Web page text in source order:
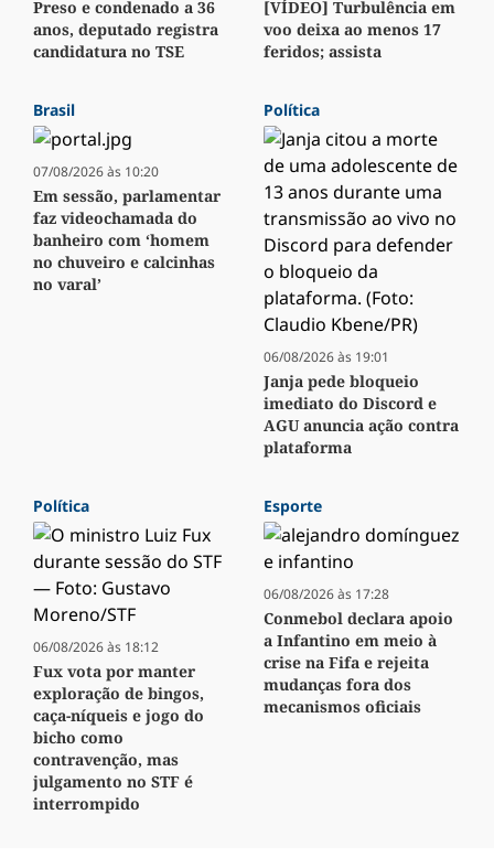
Preso e condenado a 36
anos, deputado registra
candidatura no TSE
[VÍDEO] Turbulência em
voo deixa ao menos 17
feridos; assista
Brasil
07/08/2026 às 10:20
Em sessão, parlamentar
faz videochamada do
banheiro com ‘homem
no chuveiro e calcinhas
no varal’
Política
06/08/2026 às 19:01
Janja pede bloqueio
imediato do Discord e
AGU anuncia ação contra
plataforma
Política
06/08/2026 às 18:12
Fux vota por manter
exploração de bingos,
caça-níqueis e jogo do
bicho como
contravenção, mas
julgamento no STF é
interrompido
Esporte
06/08/2026 às 17:28
Conmebol declara apoio
a Infantino em meio à
crise na Fifa e rejeita
mudanças fora dos
mecanismos oficiais